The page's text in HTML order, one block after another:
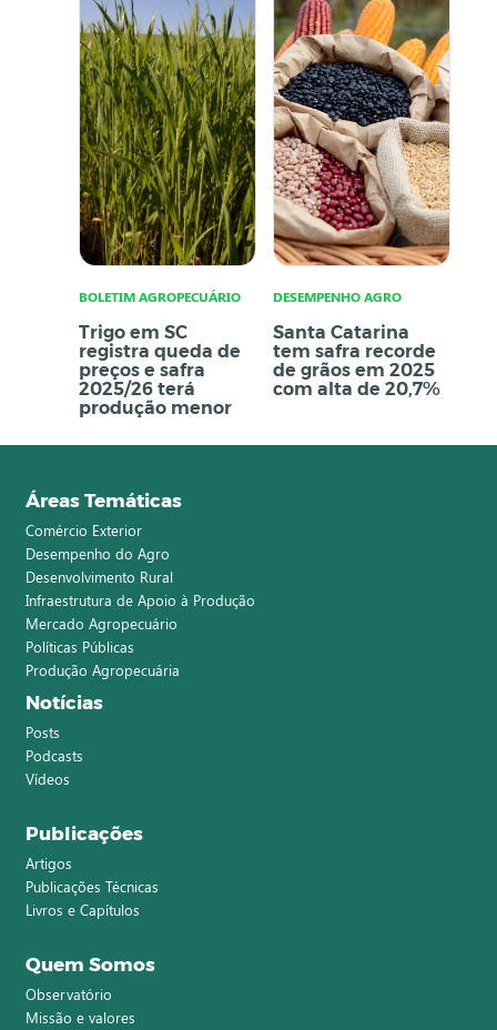
BOLETIM AGROPECUÁRIO
Trigo em SC
registra queda de
preços e safra
2025/26 terá
produção menor
DESEMPENHO AGRO
Santa Catarina
tem safra recorde
de grãos em 2025
com alta de 20,7%
Áreas Temáticas
Comércio Exterior
Desempenho do Agro
Desenvolvimento Rural
Infraestrutura de Apoio à Produção
Mercado Agropecuário
Políticas Públicas
Produção Agropecuária
Notícias
Posts
Podcasts
Vídeos
Publicações
Artigos
Publicações Técnicas
Livros e Capítulos
Quem Somos
Observatório
Missão e valores